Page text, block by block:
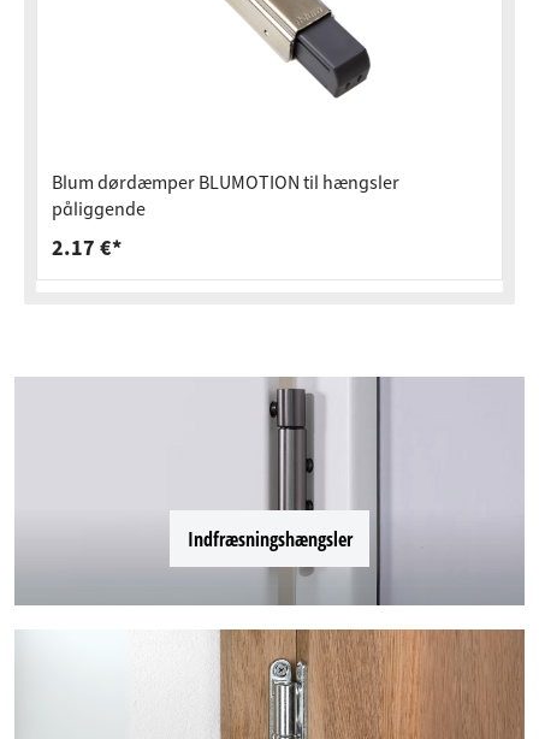
Blum dørdæmper BLUMOTION til hængsler
påliggende
2.17 €*
Indfræsningshængsler